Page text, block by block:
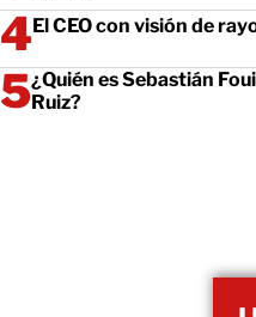
El CEO con visión de
¿Quién es Sebastián
Ruiz?